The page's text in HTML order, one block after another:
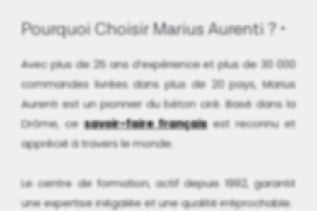
Pourquoi Choisir Marius Aurenti ?
Avec plus de 25 ans d’expérience et plus de 30 000
commandes livrées dans plus de 20 pays, Marius
Aurenti est un pionnier du béton ciré. Basé dans la
Drôme, cesavoir-faire françaisest reconnu et
apprécié à travers le monde.
Le centre de formation, actif depuis 1992, garantit
une expertise inégalée et une qualité irréprochable.